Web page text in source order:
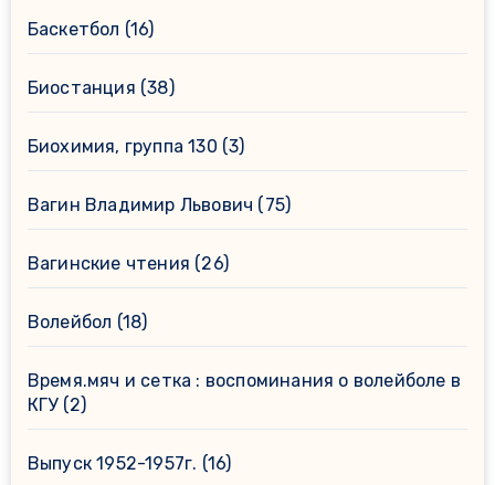
Баскетбол (16)
Биостанция (38)
Биохимия, группа 130 (3)
Вагин Владимир Львович (75)
Вагинские чтения (26)
Волейбол (18)
Время.мяч и сетка : воспоминания о волейболе в
КГУ(2)
Выпуск 1952-1957г. (16)